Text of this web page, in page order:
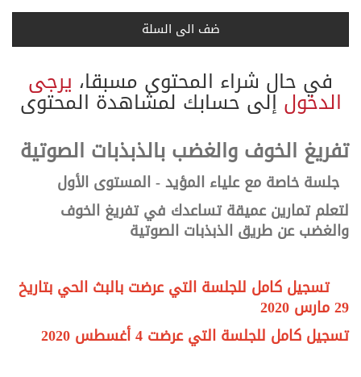
ضف الى السلة
في حال شراء المحتوى مسبقا، يرجى
الدخولإلى حسابك لمشاهدة المحتوى
تفريغ الخوف والغضب بالذبذبات الصوتية
جلسة خاصة مع علياء المؤيد - المستوى الأول
لتعلم تمارين عميقة تساعدك في تفريغ الخوف
والغضب عن طريق الذبذبات الصوتية
تسجيل كامل للجلسة التي عرضت بالبث الحي بتاريخ
29 مارس 2020
تسجيل كامل للجلسة التي عرضت 4 أغسطس 2020